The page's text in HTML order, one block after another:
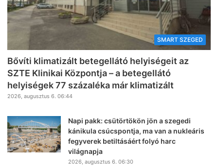
SMART SZEGED
Bővíti klimatizált betegellátó helyiségeit az
SZTE Klinikai Központja – a betegellátó
helyiségek 77 százaléka már klimatizált
2026, augusztus 6. 06:44
Napi pakk: csütörtökön jön a szegedi
kánikula csúcspontja, ma van a nukleáris
fegyverek betiltásáért folyó harc
világnapja
2026, augusztus 6. 06:30